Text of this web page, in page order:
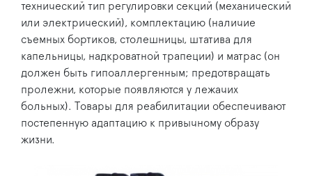
технический тип регулировки секций (механический
или электрический), комплектацию (наличие
съемных бортиков, столешницы, штатива для
капельницы, надкроватной трапеции) и матрас (он
должен быть гипоаллергенным; предотвращать
пролежни, которые появляются у лежачих
больных). Товары для реабилитации обеспечивают
постепенную адаптацию к привычному образу
жизни.